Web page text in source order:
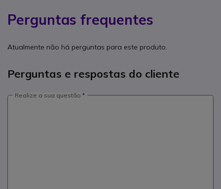
Perguntas frequentes
Atualmente não há perguntas para este produto.
Perguntas e respostas do cliente
Realize a sua questão